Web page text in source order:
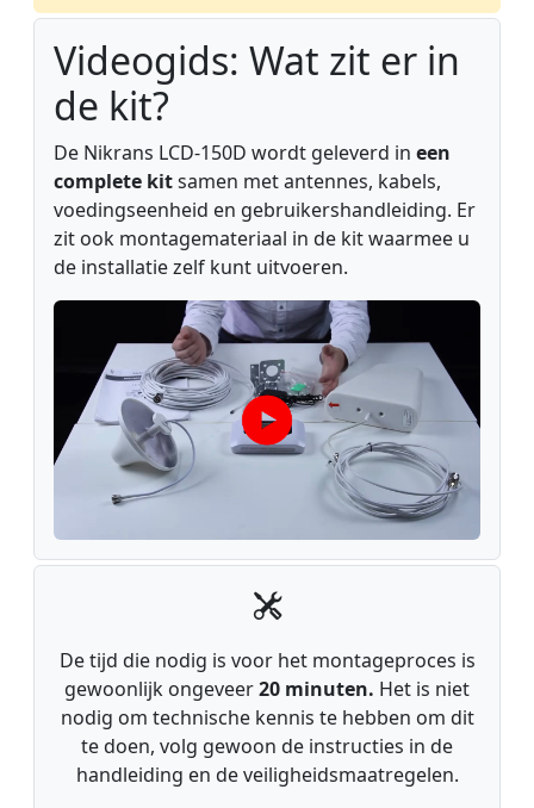
Videogids: Wat zit er in
de kit?
De Nikrans LCD-150D wordt geleverd in een
complete kitsamen met antennes, kabels,
voedingseenheid en gebruikershandleiding. Er
zit ook montagemateriaal in de kit waarmee u
de installatie zelf kunt uitvoeren.
De tijd die nodig is voor het montageproces is
gewoonlijk ongeveer20 minuten. Het is niet
nodig om technische kennis te hebben om dit
te doen, volg gewoon de instructies in de
handleiding en de veiligheidsmaatregelen.